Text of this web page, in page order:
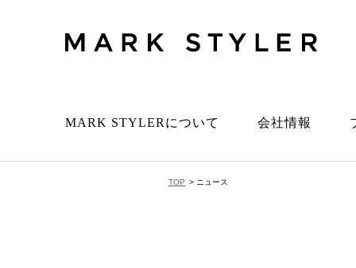
MARK STYLERについて 会社情報
TOP > ニュース